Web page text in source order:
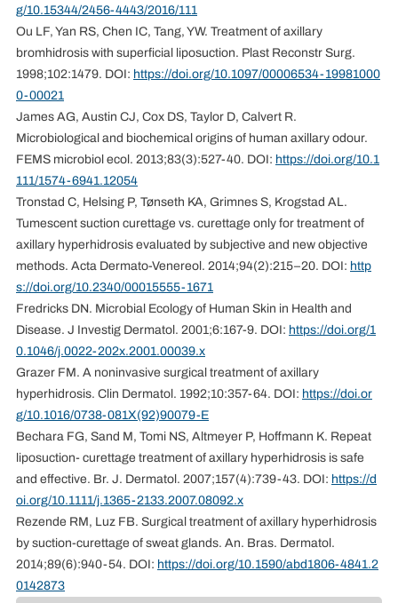
g/10.15344/2456-4443/2016/111
Ou LF, Yan RS, Chen IC, Tang, YW. Treatment of axillary
bromhidrosis with superficial liposuction. Plast Reconstr Surg.
1998;102:1479. DOI:https://doi.org/10.1097/00006534-19981000
0-00021
James AG, Austin CJ, Cox DS, Taylor D, Calvert R.
Microbiological and biochemical origins of human axillary odour.
FEMS microbiol ecol. 2013;83(3):527-40. DOI:https://doi.org/10.1
111/1574-6941.12054
Tronstad C, Helsing P, Tønseth KA, Grimnes S, Krogstad AL.
Tumescent suction curettage vs. curettage only for treatment of
axillary hyperhidrosis evaluated by subjective and new objective
methods. Acta Dermato-Venereol. 2014;94(2):215–20. DOI:http
s://doi.org/10.2340/00015555-1671
Fredricks DN. Microbial Ecology of Human Skin in Health and
Disease. J Investig Dermatol. 2001;6:167-9. DOI:https://doi.org/1
0.1046/j.0022-202x.2001.00039.x
Grazer FM. A noninvasive surgical treatment of axillary
hyperhidrosis. Clin Dermatol. 1992;10:357-64. DOI:https://doi.or
g/10.1016/0738-081X(92)90079-E
Bechara FG, Sand M, Tomi NS, Altmeyer P, Hoffmann K. Repeat
liposuction‐curettage treatment of axillary hyperhidrosis is safe
and effective. Br. J. Dermatol. 2007;157(4):739-43. DOI:https://d
oi.org/10.1111/j.1365-2133.2007.08092.x
Rezende RM, Luz FB. Surgical treatment of axillary hyperhidrosis
by suction-curettage of sweat glands. An. Bras. Dermatol.
2014;89(6):940-54. DOI:https://doi.org/10.1590/abd1806-4841.2
0142873